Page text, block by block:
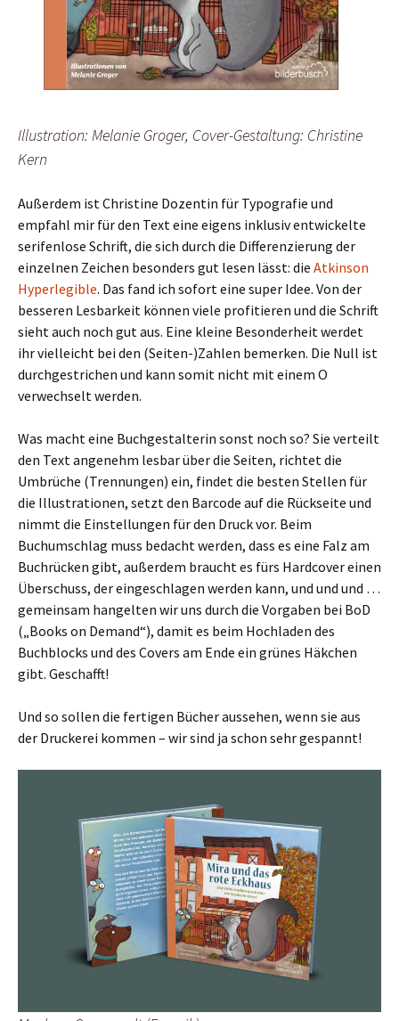
Illustration: Melanie Groger, Cover-Gestaltung: Christine
Kern
Außerdem ist Christine Dozentin für Typografie und
empfahl mir für den Text eine eigens inklusiv entwickelte
serifenlose Schrift, die sich durch die Differenzierung der
einzelnen Zeichen besonders gut lesen lässt: die Atkinson
Hyperlegible. Das fand ich sofort eine super Idee. Von der
besseren Lesbarkeit können viele profitieren und die Schrift
sieht auch noch gut aus. Eine kleine Besonderheit werdet
ihr vielleicht bei den (Seiten-)Zahlen bemerken. Die Null ist
durchgestrichen und kann somit nicht mit einem O
verwechselt werden.
Was macht eine Buchgestalterin sonst noch so? Sie verteilt
den Text angenehm lesbar über die Seiten, richtet die
Umbrüche (Trennungen) ein, findet die besten Stellen für
die Illustrationen, setzt den Barcode auf die Rückseite und
nimmt die Einstellungen für den Druck vor. Beim
Buchumschlag muss bedacht werden, dass es eine Falz am
Buchrücken gibt, außerdem braucht es fürs Hardcover einen
Überschuss, der eingeschlagen werden kann, und und und …
gemeinsam hangelten wir uns durch die Vorgaben bei BoD
(„Books on Demand“), damit es beim Hochladen des
Buchblocks und des Covers am Ende ein grünes Häkchen
gibt. Geschafft!
Und so sollen die fertigen Bücher aussehen, wenn sie aus
der Druckerei kommen – wir sind ja schon sehr gespannt!